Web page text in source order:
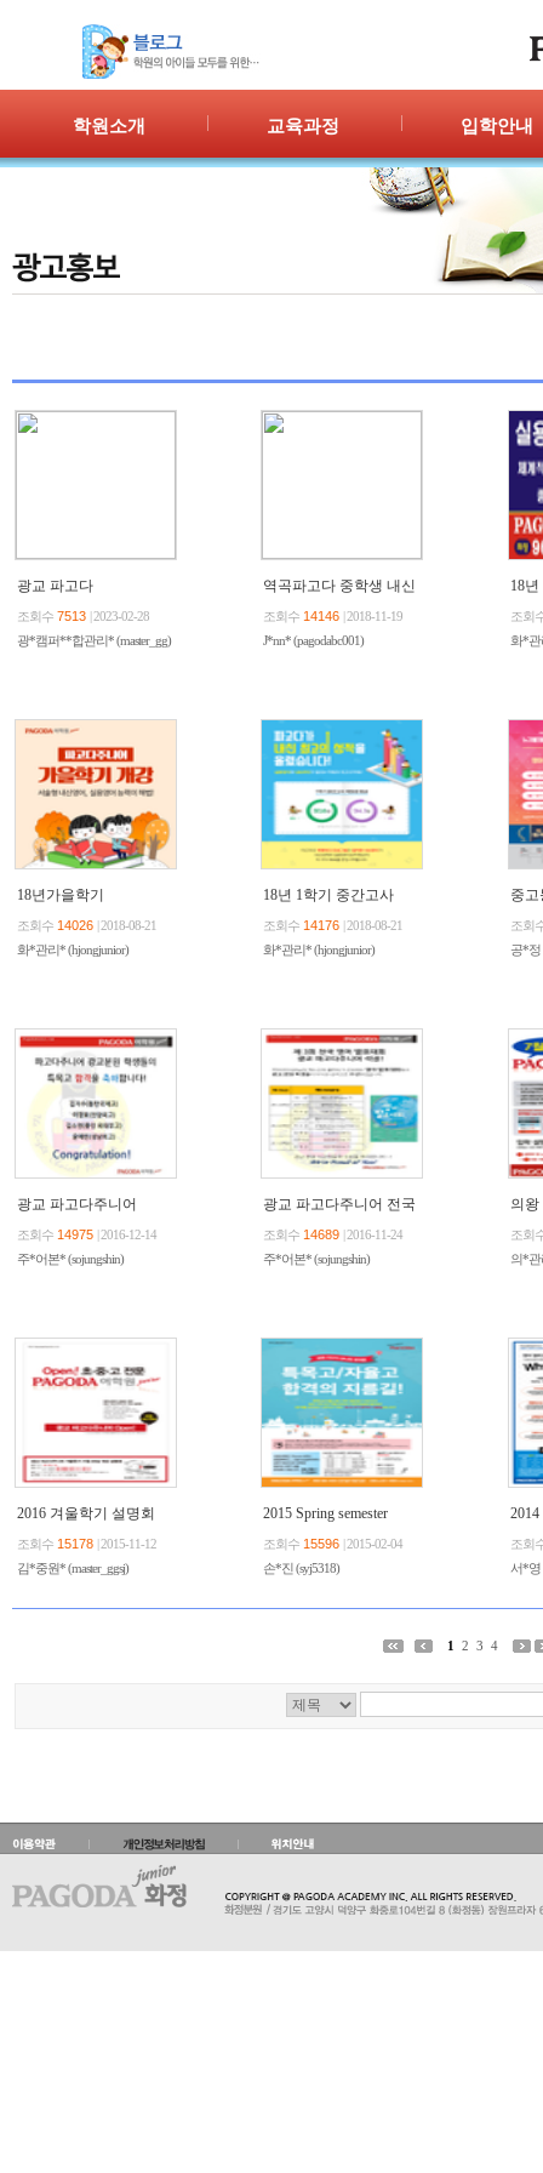
학원소개
학원시설
교육과정 입학안내
입학절차
신청/결과
광교 파고다
조회수 7513 | 2023-02-28
광*캠퍼**합관리* (master_gg)
역곡파고다 중학생 내신
대비반 모집
조회수 14146 | 2018-11-19
J*nn* (pagodabc001)
18
조회
화*관
18년가을학기
조회수 14026 | 2018-08-21
화*관리* (hjongjunior)
18년 1학기 중간고사
조회수 14176 | 2018-08-21
화*관리* (hjongjunior)
중
조회
공*정
광교 파고다주니어
_2016년 특목고 합격자
조회수 14975 | 2016-12-14
주*어본* (sojungshin)
광교 파고다주니어 전국
영어 발표대회 석권!
조회수 14689 | 2016-11-24
주*어본* (sojungshin)
의왕
학
조회
의*관
2016 겨울학기 설명회
조회수 15178 | 2015-11-12
김*중원* (master_ggsj)
2015 Spring semester
조회수 15596 | 2015-02-04
손*진 (syj5318)
2014
조회
서*영
1 2 3 4